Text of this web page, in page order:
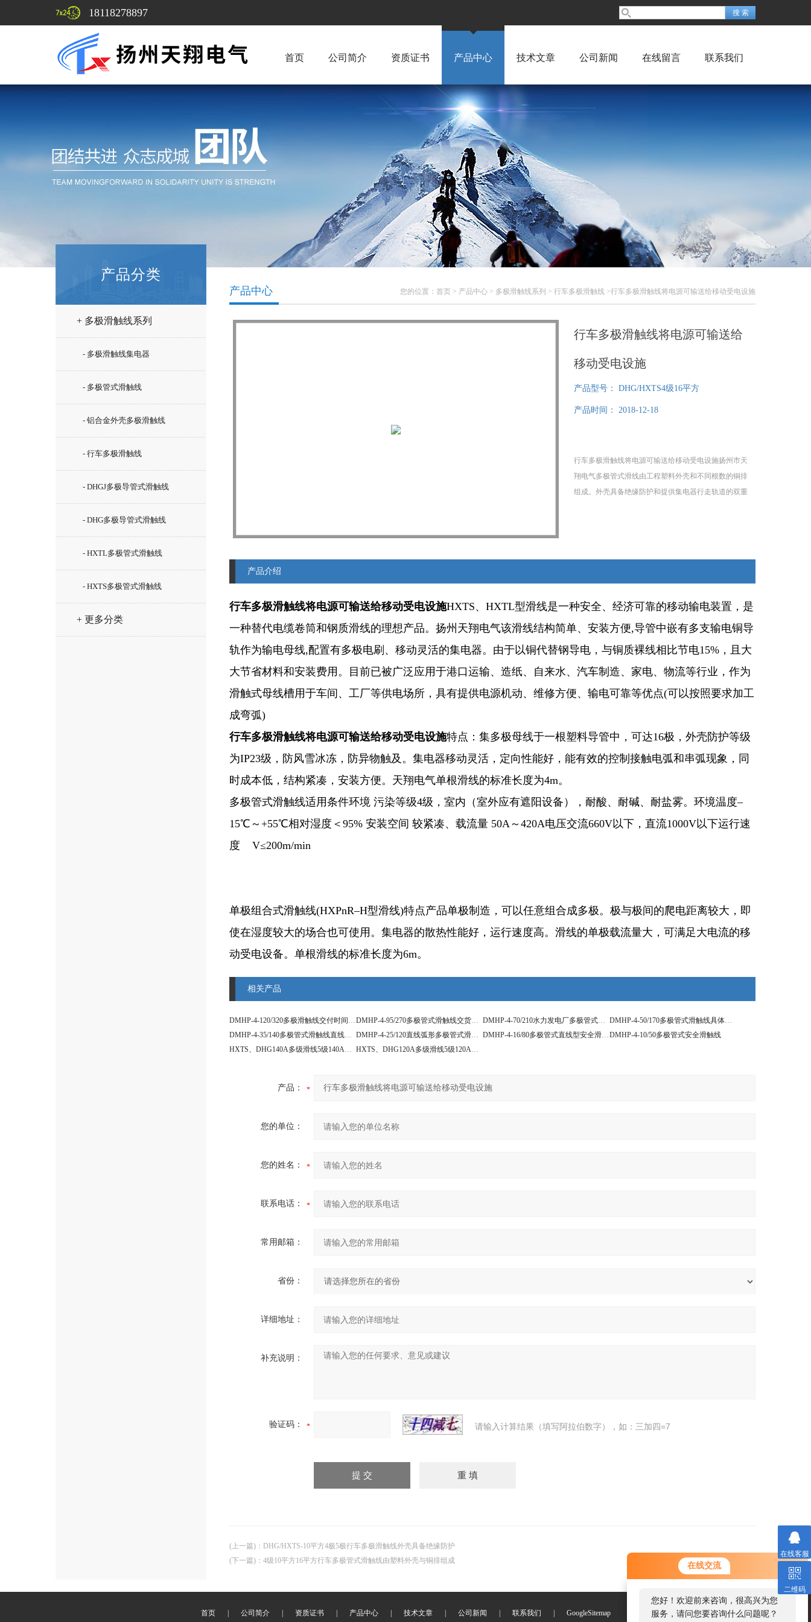
在线交流
您好！欢迎前来咨询，很高兴为您
服务，请问您要咨询什么问题呢？
18118278897
首页 公司简介 资质证书 产品中心 技术文章 公司新闻 在线留言 联系我们
产品分类
+ 多极滑触线系列
- 多极滑触线集电器
- 多极管式滑触线
- 铝合金外壳多极滑触线
- 行车多极滑触线
- DHGJ多极导管式滑触线
- DHG多极导管式滑触线
- HXTL多极管式滑触线
- HXTS多极管式滑触线
+ 更多分类
您的位置： 首页 > 产品中心 > 多极滑触线系列 > 行车多极滑触线 >行车多极滑触线将电源可输送给移动受电设施
产品中心
行车多极滑触线将电源可输送给
移动受电设施
产品型号： DHG/HXTS4级16平方
产品时间： 2018-12-18
行车多极滑触线将电源可输送给移动受电设施扬州市天
翔电气多极管式滑线由工程塑料外壳和不同根数的铜排
组成。外壳具备绝缘防护和提供集电器行走轨道的双重
产品介绍
行车多极滑触线将电源可输送给移动受电设施HXTS、HXTL型滑线是一种安全、经济可靠的移动输电装置，是
一种替代电缆卷筒和钢质滑线的理想产品。扬州天翔电气该滑线结构简单、安装方便,导管中嵌有多支输电铜导
轨作为输电母线,配置有多极电刷、移动灵活的集电器。由于以铜代替钢导电，与铜质裸线相比节电15%，且大
大节省材料和安装费用。目前已被广泛应用于港口运输、造纸、自来水、汽车制造、家电、物流等行业，作为
滑触式母线槽用于车间、工厂等供电场所，具有提供电源机动、维修方便、输电可靠等优点(可以按照要求加工
成弯弧)
行车多极滑触线将电源可输送给移动受电设施特点：集多极母线于一根塑料导管中，可达16极，外壳防护等级
为IP23级，防风雪冰冻，防异物触及。集电器移动灵活，定向性能好，能有效的控制接触电弧和串弧现象，同
时成本低，结构紧凑，安装方便。天翔电气单根滑线的标准长度为4m。
多极管式滑触线适用条件环境 污染等级4级，室内（室外应有遮阳设备），耐酸、耐碱、耐盐雾。环境温度–
15℃～+55℃相对湿度＜95% 安装空间 较紧凑、载流量 50A～420A电压交流660V以下，直流1000V以下运行速
度 V≤200m/min
单极组合式滑触线(HXPnR–H型滑线)特点产品单极制造，可以任意组合成多极。极与极间的爬电距离较大，即
使在湿度较大的场合也可使用。集电器的散热性能好，运行速度高。滑线的单极载流量大，可满足大电流的移
动受电设备。单根滑线的标准长度为6m。
相关产品
DMHP-4-120/320多极滑触线交付时间是什么 DMHP-4-95/270多极管式滑触线交货地点 DMHP-4-70/210水力发电厂多极管式滑触线
DMHP-4-50/170多极管式滑触线具体规格
DMHP-4-35/140多极管式滑触线直线段有多长
DMHP-4-25/120直线弧形多极管式滑触线 DMHP-4-16/80多极管式直线型安全滑触线DMHP-4-10/50多极管式安全滑触线
HXTS、DHG140A多级滑线5级140A行车多级铜排管式安全滑触线
HXTS、DHG120A多级滑线5级120A行车多级铜排管式安全滑触线
产品：
您的单位：
您的姓名：
联系电话：
常用邮箱：
省份：
详细地址：
补充说明：
验证码： 请输入计算结果（填写阿拉伯数字），如：三加四=7
(上一篇) ： DHG/HXTS-10平方4极5极行车多极滑触线外壳具备绝缘防护
(下一篇) ： 4级10平方16平方行车多极管式滑触线由塑料外壳与铜排组成
首页 公司简介 资质证书 产品中心 技术文章 公司新闻 联系我们 GoogleSitemap
在线客服
二维码